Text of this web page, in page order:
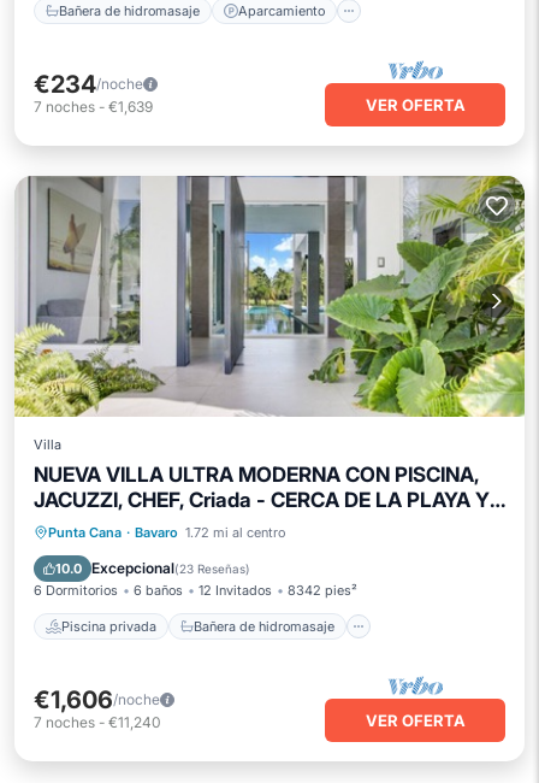
Bañera de hidromasaje Aparcamiento
€234/noche
7 noches - €1,639 VER OFERTA
Villa
NUEVA VILLA ULTRA MODERNA CON PISCINA,
JACUZZI, CHEF, Criada - CERCA DE LA PLAYA Y
LA VIDA NOCTURNA
Punta Cana · Bavaro 1.72 mi al centro
10.0 Excepcional(23 Reseñas)
6 Dormitorios 6 baños 12 Invitados 8342 pies²
Piscina privada Bañera de hidromasaje
Piscina privada
Bañera de hidromasaje
Desayuno
Aparcamiento
€1,606/noche
7 noches - €11,240 VER OFERTA